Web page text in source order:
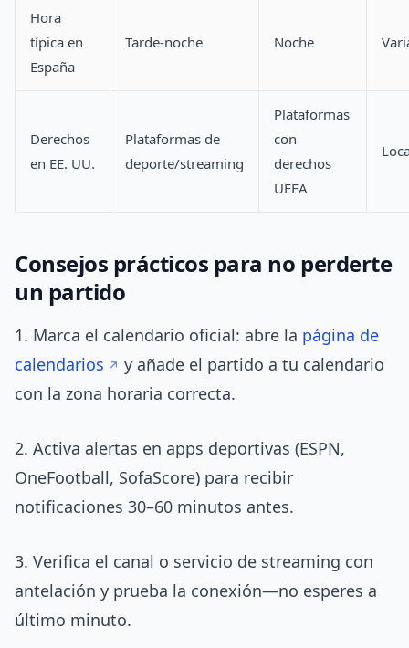
Hora
típica en
España
Tarde-noche Noche
Derechos
en EE. UU.
Plataformas de
deporte/streaming
Plataformas
con
derechos
UEFA
Consejos prácticos para no perderte
un partido
1. Marca el calendario oficial: abre la página de
calendarios
y añade el partido a tu calendario
con la zona horaria correcta.
2. Activa alertas en apps deportivas (ESPN,
OneFootball, SofaScore) para recibir
notificaciones 30–60 minutos antes.
3. Verifica el canal o servicio de streaming con
antelación y prueba la conexión—no esperes a
último minuto.